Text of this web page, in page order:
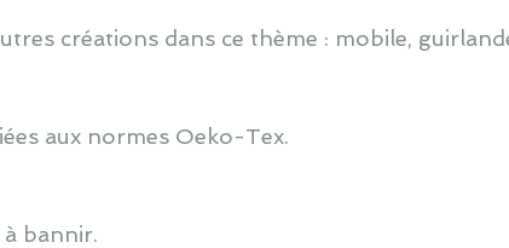
créations dans ce thème : mobile,
aux normes Oeko-Tex.
à bannir.